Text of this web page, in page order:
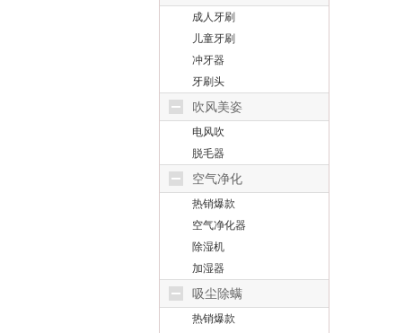
成人牙刷
儿童牙刷
冲牙器
牙刷头
吹风美姿
电风吹
脱毛器
空气净化
热销爆款
空气净化器
除湿机
加湿器
吸尘除螨
热销爆款